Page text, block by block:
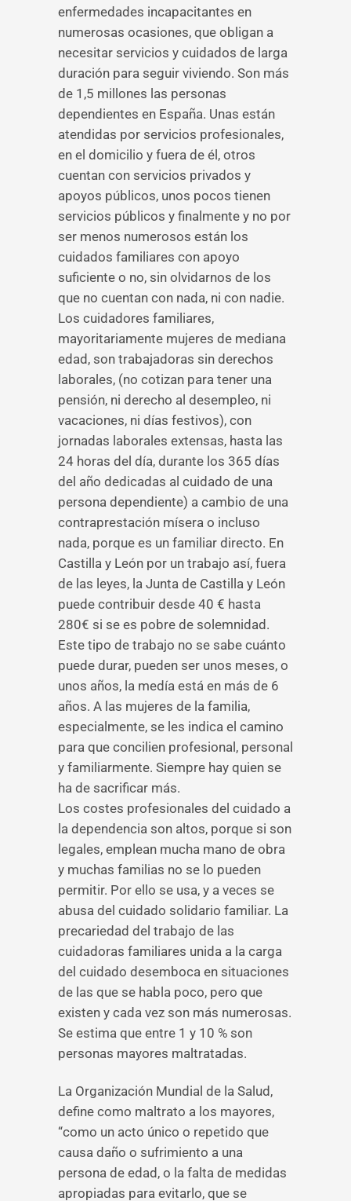
enfermedades incapacitantes en
numerosas ocasiones, que obligan a
necesitar servicios y cuidados de larga
duración para seguir viviendo. Son más
de 1,5 millones las personas
dependientes en España. Unas están
atendidas por servicios profesionales,
en el domicilio y fuera de él, otros
cuentan con servicios privados y
apoyos públicos, unos pocos tienen
servicios públicos y finalmente y no por
ser menos numerosos están los
cuidados familiares con apoyo
suficiente o no, sin olvidarnos de los
que no cuentan con nada, ni con nadie.
Los cuidadores familiares,
mayoritariamente mujeres de mediana
edad, son trabajadoras sin derechos
laborales, (no cotizan para tener una
pensión, ni derecho al desempleo, ni
vacaciones, ni días festivos), con
jornadas laborales extensas, hasta las
24 horas del día, durante los 365 días
del año dedicadas al cuidado de una
persona dependiente) a cambio de una
contraprestación mísera o incluso
nada, porque es un familiar directo. En
Castilla y León por un trabajo así, fuera
de las leyes, la Junta de Castilla y León
puede contribuir desde 40 € hasta
280€ si se es pobre de solemnidad.
Este tipo de trabajo no se sabe cuánto
puede durar, pueden ser unos meses, o
unos años, la medía está en más de 6
años. A las mujeres de la familia,
especialmente, se les indica el camino
para que concilien profesional, personal
y familiarmente. Siempre hay quien se
ha de sacrificar más.
Los costes profesionales del cuidado a
la dependencia son altos, porque si son
legales, emplean mucha mano de obra
y muchas familias no se lo pueden
permitir. Por ello se usa, y a veces se
abusa del cuidado solidario familiar. La
precariedad del trabajo de las
cuidadoras familiares unida a la carga
del cuidado desemboca en situaciones
de las que se habla poco, pero que
existen y cada vez son más numerosas.
Se estima que entre 1 y 10 % son
personas mayores maltratadas.
La Organización Mundial de la Salud,
define como maltrato a los mayores,
“como un acto único o repetido que
causa daño o sufrimiento a una
persona de edad, o la falta de medidas
apropiadas para evitarlo, que se